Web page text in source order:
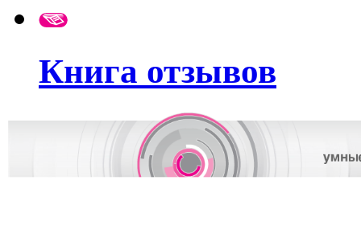
Книга отзывов